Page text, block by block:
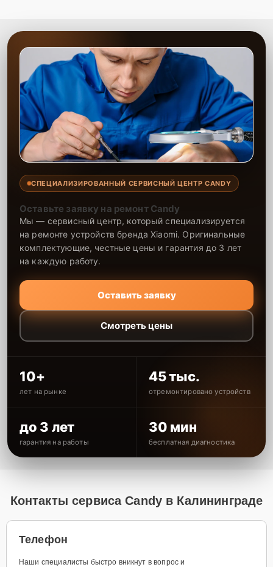
СПЕЦИАЛИЗИРОВАННЫЙ СЕРВИСНЫЙ ЦЕНТР CANDY
Оставьте заявку на ремонт Candy
Мы — сервисный центр, который специализируется
на ремонте устройств бренда Xiaomi. Оригинальные
комплектующие, честные цены и гарантия до 3 лет
на каждую работу.
Оставить заявку
Смотреть цены
10+
лет на рынке
45 тыс.
отремонтировано устройств
до 3 лет
гарантия на работы
30 мин
бесплатная диагностика
Контакты сервиса Candy в Калининграде
Телефон
Наши специалисты быстро вникнут в вопрос и